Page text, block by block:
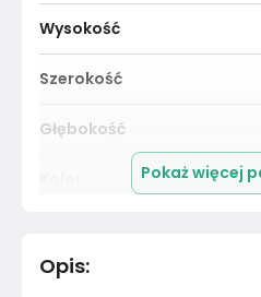
Wysokość
Szerokość
Głębokość
Kolor tkaniny
Pokaż więcej
Opis: